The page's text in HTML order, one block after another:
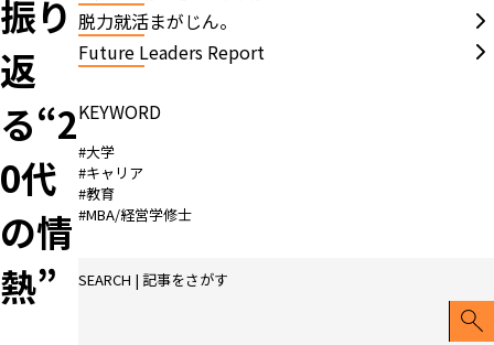
振り
返
る“2
0代
の情
熱”
脱力就活まがじん。
Future Leaders Report
KEYWORD
#大学
#キャリア
#教育
#MBA/経営学修士
SEARCH | 記事をさがす